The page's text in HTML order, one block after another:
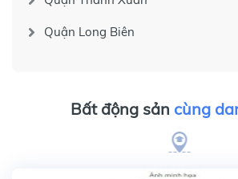
Quận Long Biên
Bất động sản cùng